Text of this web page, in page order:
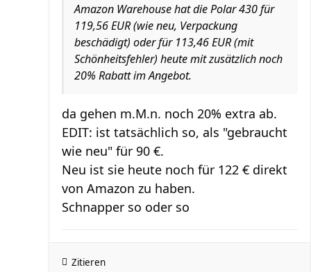
Amazon Warehouse hat die Polar 430 für
119,56 EUR (wie neu, Verpackung
beschädigt) oder für 113,46 EUR (mit
Schönheitsfehler) heute mit zusätzlich noch
20% Rabatt im Angebot.
da gehen m.M.n. noch 20% extra ab.
EDIT: ist tatsächlich so, als "gebraucht
wie neu" für 90 €.
Neu ist sie heute noch für 122 € direkt
von Amazon zu haben.
Schnapper so oder so
Zitieren